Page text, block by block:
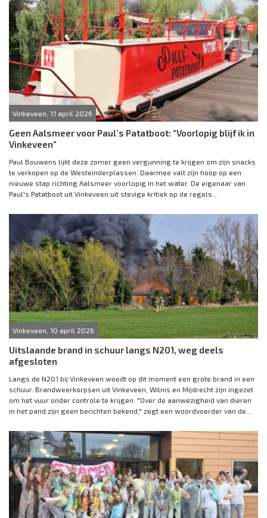
Vinkeveen, 11 april 2026
Geen Aalsmeer voor Paul’s Patatboot: “Voorlopig blijf ik in
Vinkeveen”
Paul Bouwens lijkt deze zomer geen vergunning te krijgen om zijn snacks
te verkopen op de Westeinderplassen. Daarmee valt zijn hoop op een
nieuwe stap richting Aalsmeer voorlopig in het water. De eigenaar van
Paul's Patatboot uit Vinkeveen uit stevige kritiek op de regels...
Vinkeveen, 10 april 2026
Uitslaande brand in schuur langs N201, weg deels
afgesloten
Langs de N201 bij Vinkeveen woedt op dit moment een grote brand in een
schuur. Brandweerkorpsen uit Vinkeveen, Wilnis en Mijdrecht zijn ingezet
om het vuur onder controle te krijgen. "Over de aanwezigheid van dieren
in het pand zijn geen berichten bekend," zegt een woordvoerder van de...